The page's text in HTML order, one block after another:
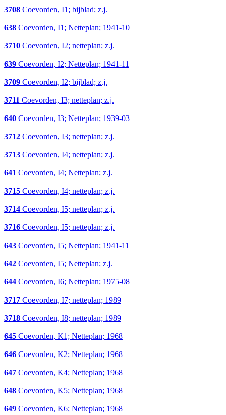
3708 Coevorden, I1; bijblad; z.j.
638 Coevorden, I1; Netteplan; 1941-10
3710 Coevorden, I2; netteplan; z.j.
639 Coevorden, I2; Netteplan; 1941-11
3709 Coevorden, I2; bijblad; z.j.
3711 Coevorden, I3; netteplan; z.j.
640 Coevorden, I3; Netteplan; 1939-03
3712 Coevorden, I3; netteplan; z.j.
3713 Coevorden, I4; netteplan; z.j.
641 Coevorden, I4; Netteplan; z.j.
3715 Coevorden, I4; netteplan; z.j.
3714 Coevorden, I5; netteplan; z.j.
3716 Coevorden, I5; netteplan; z.j.
643 Coevorden, I5; Netteplan; 1941-11
642 Coevorden, I5; Netteplan; z.j.
644 Coevorden, I6; Netteplan; 1975-08
3717 Coevorden, I7; netteplan; 1989
3718 Coevorden, I8; netteplan; 1989
645 Coevorden, K1; Netteplan; 1968
646 Coevorden, K2; Netteplan; 1968
647 Coevorden, K4; Netteplan; 1968
648 Coevorden, K5; Netteplan; 1968
649 Coevorden, K6; Netteplan; 1968